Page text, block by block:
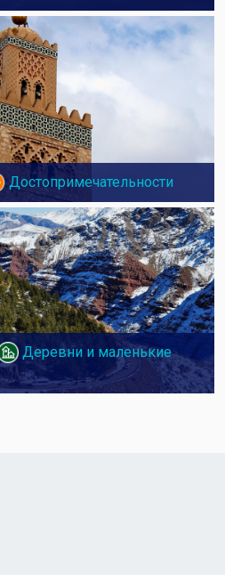
Достопримечательности
Деревни и маленькие